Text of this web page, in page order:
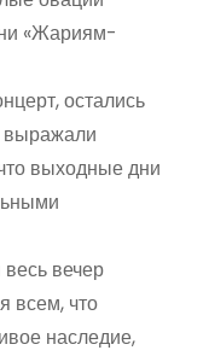
«Жариям-
остались
выражали
выходные дни
вечер
всем, что
наследие,